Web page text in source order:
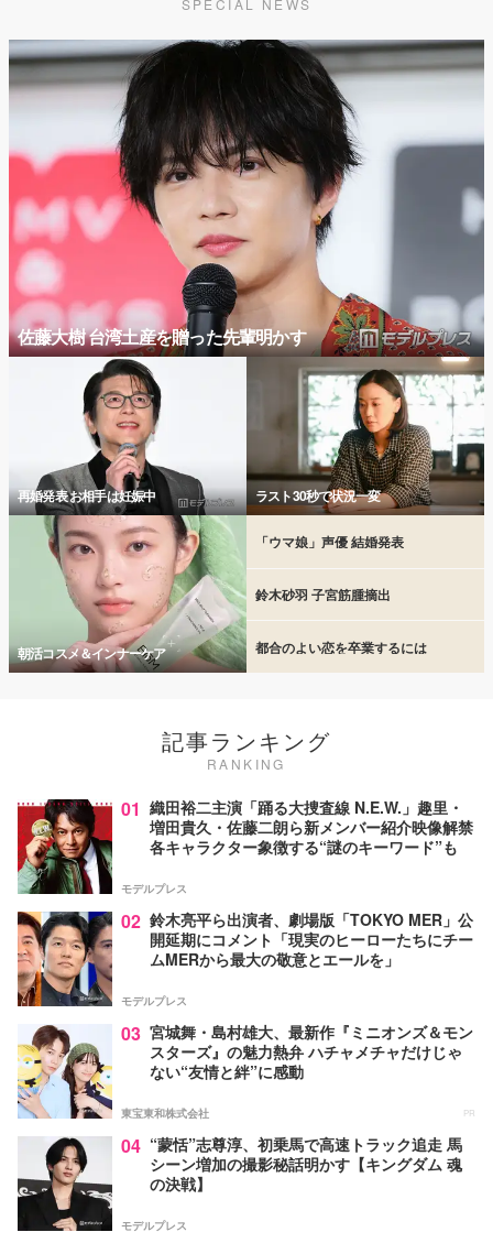
SPECIAL NEWS
佐藤大樹 台湾土産を贈った先輩明かす
再婚発表 お相手は妊娠中 ラスト30秒で状況一変
朝活コスメ＆インナーケア
「ウマ娘」声優 結婚発表
鈴木砂羽 子宮筋腫摘出
都合のよい恋を卒業するには
記事ランキング
RANKING
01 織田裕二主演「踊る大捜査線 N.E.W.」趣里・
増田貴久・佐藤二朗ら新メンバー紹介映像解禁
各キャラクター象徴する“謎のキーワード”も
モデルプレス
02 鈴木亮平ら出演者、劇場版「TOKYO MER」公
開延期にコメント「現実のヒーローたちにチー
ムMERから最大の敬意とエールを」
モデルプレス
03 宮城舞・島村雄大、最新作『ミニオンズ＆モン
スターズ』の魅力熱弁 ハチャメチャだけじゃ
ない“友情と絆”に感動
東宝東和株式会社 PR
04 “蒙恬”志尊淳、初乗馬で高速トラック追走 馬
シーン増加の撮影秘話明かす【キングダム 魂
の決戦】
モデルプレス